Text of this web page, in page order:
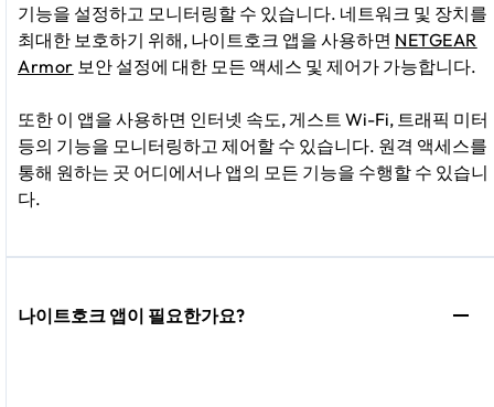
기능을 설정하고 모니터링할 수 있습니다. 네트워크 및 장치를
최대한 보호하기 위해, 나이트호크 앱을 사용하면 NETGEAR
Armor 보안 설정에 대한 모든 액세스 및 제어가 가능합니다.
또한 이 앱을 사용하면 인터넷 속도, 게스트 Wi-Fi, 트래픽 미터
등의 기능을 모니터링하고 제어할 수 있습니다. 원격 액세스를
통해 원하는 곳 어디에서나 앱의 모든 기능을 수행할 수 있습니
다.
나이트호크 앱이 필요한가요?